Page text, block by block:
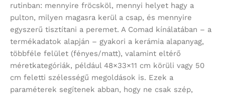
rutinban: mennyire fröcsköl, mennyi helyet hagy a
pulton, milyen magasra kerül a csap, és mennyire
egyszerű tisztítani a peremet. A Comad kínálatában – a
termékadatok alapján – gyakori a kerámia alapanyag,
többféle felület (fényes/matt), valamint eltérő
méretkategóriák, például 48×33×11 cm körüli vagy 50
cm feletti szélességű megoldások is. Ezek a
paraméterek segítenek abban, hogy ne csak szép,